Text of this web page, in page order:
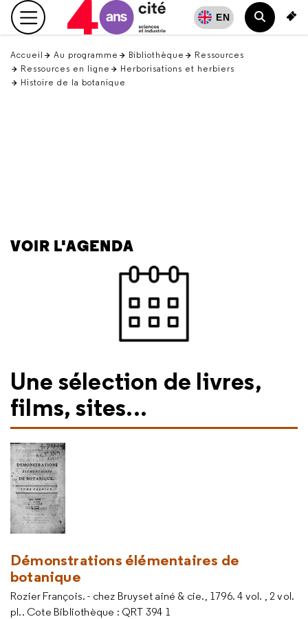
Retour
en
haut
Menu principal EN
Accueil Au programme Bibliothèque
Ressources
Ressources en ligne
Herborisations et herbiers
Histoire de la botanique
VOIR L'AGENDA
Une sélection de livres,
films, sites...
Démonstrations élémentaires de
botanique
Rozier François. - chez Bruyset ainé & cie., 1796. 4 vol. , 2 vol.
pl.. Cote Bibliothèque : QRT 394 1